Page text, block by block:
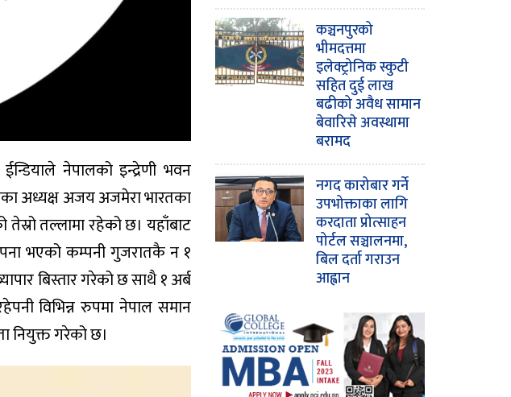
नेपालको इन्द्रेणी भवन
अध्यक्ष अजय अजमेरा भारतका
तेस्रो तल्लामा रहेको छ। यहाँबाट
भएको कम्पनी गुजरातकै न १
बिस्तार गरेको छ साथै १ अर्ब
विभिन्न रुपमा नेपाल समान
नियुक्त गरेको छ।
कञ्चनपुरको
भीमदत्तमा
इलेक्ट्रोनिक स्कुटी
सहित दुई लाख
बढीको अवैध सामान
बेवारिसे अवस्थामा
बरामद
नगद कारोबार गर्ने
उपभोक्ताका लागि
करदाता प्रोत्साहन
पोर्टल सञ्चालनमा,
बिल दर्ता गराउन
आह्वान